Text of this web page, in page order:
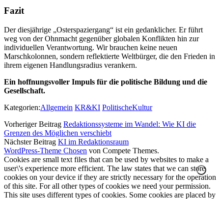
Fazit
Der diesjährige „Osterspaziergang“ ist ein gedanklicher. Er führt
weg von der Ohnmacht gegenüber globalen Konflikten hin zur
individuellen Verantwortung. Wir brauchen keine neuen
Marschkolonnen, sondern reflektierte Weltbürger, die den Frieden in
ihrem eigenen Handlungsradius verankern.
Ein hoffnungsvoller Impuls für die politische Bildung und die
Gesellschaft.
Kategorien:Allgemein KR&KI PolitischeKultur
Vorheriger Beitrag Redaktionssysteme im Wandel: Wie KI die
Grenzen des Möglichen verschiebt
Nächster Beitrag KI im Redaktionsraum
WordPress-Theme Chosen von Compete Themes.
Cookies are small text files that can be used by websites to make a
user\'s experience more efficient. The law states that we can store
cookies on your device if they are strictly necessary for the operation
of this site. For all other types of cookies we need your permission.
This site uses different types of cookies. Some cookies are placed by